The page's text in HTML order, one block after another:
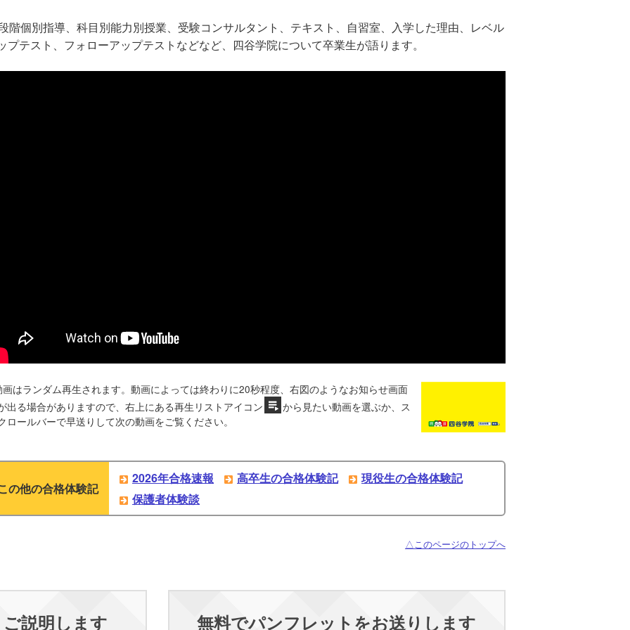
階個別指導、科目別能力別授業、受験コンサルタント、テキスト、自習室、入学した理由、レベル
プテスト、フォローアップテストなどなど、四谷学院について卒業生が語ります。
画はランダム再生されます。動画によっては終わりに20秒程度、右図のようなお知らせ画面
出る場合がありますので、右上にある再生リストアイコン
から見たい動画を選ぶか、ス
ロールバーで早送りして次の動画をご覧ください。
の他の合格体験記
2026年合格速報 高卒生の合格体験記
現役生の合格体験記
保護者体験談
△このページのトップへ
説明します 無料でパンフレットをお送りします